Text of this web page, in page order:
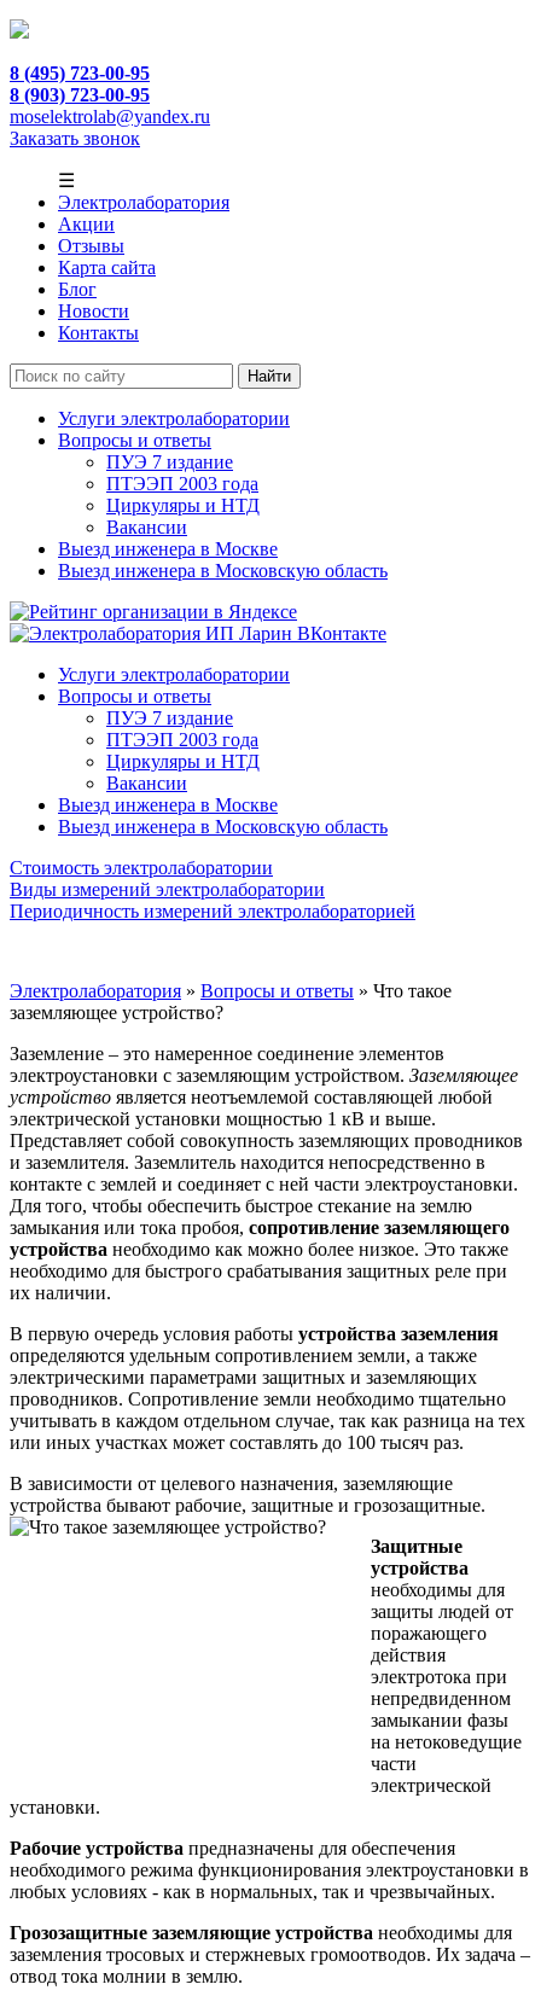
8 (495) 723-00-95
8 (903) 723-00-95
moselektrolab@yandex.ru
Заказать звонок
☰
Электролаборатория
Акции
Отзывы
Карта сайта
Блог
Новости
Контакты
Услуги электролаборатории
Вопросы и ответы
ПУЭ 7 издание
ПТЭЭП 2003 года
Циркуляры и НТД
Вакансии
Выезд инженера в Москве
Выезд инженера в Московскую область
Услуги электролаборатории
Вопросы и ответы
ПУЭ 7 издание
ПТЭЭП 2003 года
Циркуляры и НТД
Вакансии
Выезд инженера в Москве
Выезд инженера в Московскую область
Стоимость электролаборатории
Виды измерений электролаборатории
Периодичность измерений электролабораторией
Электролаборатория » Вопросы и ответы » Что такое
заземляющее устройство?
Заземление – это намеренное соединение элементов
электроустановки с заземляющим устройством. Заземляющее
устройство является неотъемлемой составляющей любой
электрической установки мощностью 1 кВ и выше.
Представляет собой совокупность заземляющих проводников
и заземлителя. Заземлитель находится непосредственно в
контакте с землей и соединяет с ней части электроустановки.
Для того, чтобы обеспечить быстрое стекание на землю
замыкания или тока пробоя, сопротивление заземляющего
устройства необходимо как можно более низкое. Это также
необходимо для быстрого срабатывания защитных реле при
их наличии.
В первую очередь условия работы устройства заземления
определяются удельным сопротивлением земли, а также
электрическими параметрами защитных и заземляющих
проводников. Сопротивление земли необходимо тщательно
учитывать в каждом отдельном случае, так как разница на тех
или иных участках может составлять до 100 тысяч раз.
В зависимости от целевого назначения, заземляющие
устройства бывают рабочие, защитные и грозозащитные.
Защитные
устройства
необходимы для
защиты людей от
поражающего
действия
электротока при
непредвиденном
замыкании фазы
на нетоковедущие
части
электрической
установки.
Рабочие устройства предназначены для обеспечения
необходимого режима функционирования электроустановки в
любых условиях - как в нормальных, так и чрезвычайных.
Грозозащитные заземляющие устройства необходимы для
заземления тросовых и стержневых громоотводов. Их задача –
отвод тока молнии в землю.